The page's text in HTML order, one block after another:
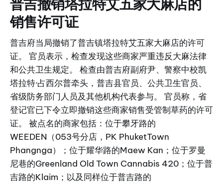
销售许可证
普吉府当局撤销了普吉镇塔拉特艾五家大麻店的许可
证。 官员表示，检查发现这些商家严重违反大麻法律
和公共卫生规定。 检查由普吉府副府尹、警察中校凯
塔拉特·占西尔普牵头，普吉县官员、公共卫生官员、
省级防务部门人员及其他机构代表参与。 官员称，省
登记官已下令立即撤销这些商家销售受管制草药的许可
证。 被点名的商家包括：位于攀牙路的
WEEDEN（053号分店，PK PhuketTown
Phangnga）；位于耀华路的Maew Kan；位于罗曼
尼巷的Greenland Old Town Cannabis 420；位于普
吉路的Klaim；以及同样位于普吉路的